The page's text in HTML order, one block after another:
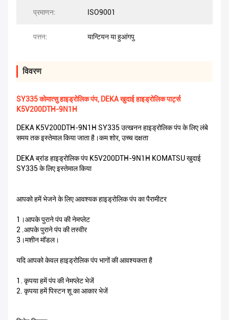
प्रमाणन: ISO9001
पत्तन: यान्टियन या हुआंगपु
विवरण
SY335 कोमात्सु हाइड्रोलिक पंप, DEKA खुदाई हाइड्रोलिक पार्ट्स
K5V200DTH-9N1H
DEKA K5V200DTH-9N1H SY335 उत्खनन हाइड्रोलिक पंप के लिए लंबे
समय तक इस्तेमाल किया जाता है।कम शोर, उच्च दक्षता
DEKA ब्रांड हाइड्रोलिक पंप K5V200DTH-9N1H KOMATSU खुदाई
SY335 के लिए इस्तेमाल किया
आपको हमें भेजने के लिए आवश्यक हाइड्रोलिक पंप का पैरामीटर
1।आपके पुराने पंप की नेमप्लेट
2 .आपके पुराने पंप की तस्वीर
3।मशीन मॉडल।
यदि आपको केवल हाइड्रोलिक पंप भागों की आवश्यकता है
1. कृपया हमें पंप की नेमप्लेट भेजें
2. कृपया हमें पिस्टन शू का आकार भेजें